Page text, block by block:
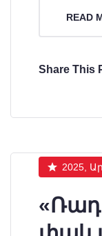
READ
Share This
2025,